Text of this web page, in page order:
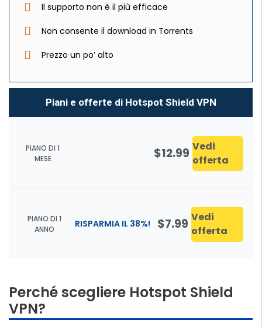
Il supporto non è il più efficace
Non consente il download in Torrents
Prezzo un po’ alto
Piani e offerte di Hotspot Shield VPN
PIANO DI 1
MESE
$12.99 Vedi
offerta
PIANO DI 1
ANNO
$7.99
RISPARMIA IL 38%!
Vedi
offerta
Perché scegliere Hotspot Shield
VPN?